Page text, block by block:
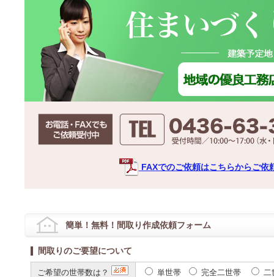
FAXでのご依頼はこちらからご依
簡単！無料！間取り作成依頼フォーム
間取りのご要望について
ご希望の世帯数は？ 単世帯 完全二世帯
二